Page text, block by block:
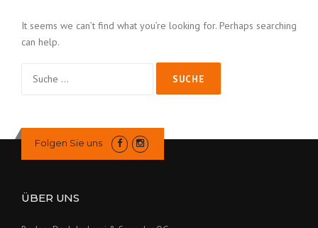
It seems we can’t find what you’re looking for. Perhaps searching
can help.
nach:
Folgen Sie uns
ÜBER UNS